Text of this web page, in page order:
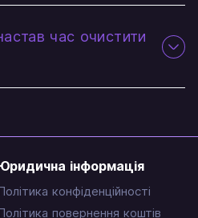
час очистити
інформація
конфіденційності
повернення коштів